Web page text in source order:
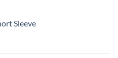
Sleeve